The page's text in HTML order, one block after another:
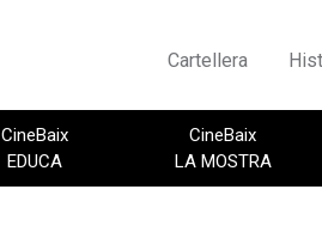
Cartellera
CineBaix
EDUCA
CineBaix
LA MOSTRA